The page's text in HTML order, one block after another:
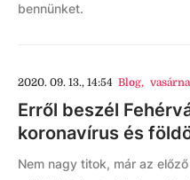
bennünket.
2020. 09. 13., 14:54 Blog,
Erről beszél
koronavírus és
Nem nagy titok, már az